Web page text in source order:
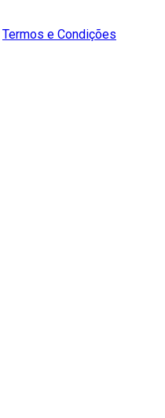
Termos e Condições